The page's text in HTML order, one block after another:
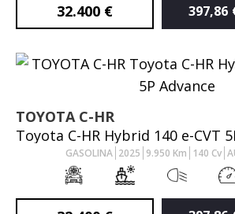
32.400 € 397,86
TOYOTA C-HR
GASOLINA 2025 9.950 Km 140 Cv